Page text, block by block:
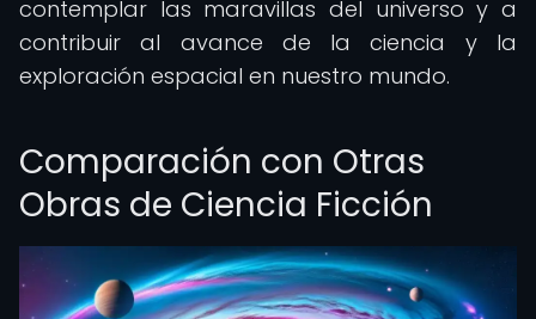
contemplar las maravillas del universo y a
contribuir al avance de la ciencia y la
exploración espacial en nuestro mundo.
Comparación con Otras
Obras de Ciencia Ficción